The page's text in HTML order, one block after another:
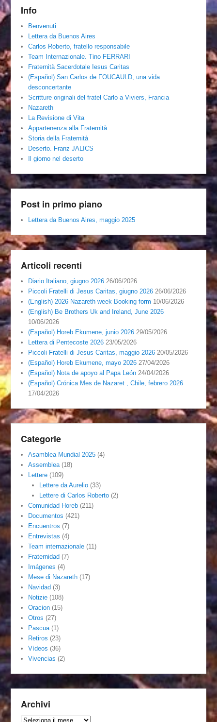
Info
Benvenuti
Lettera da Buenos Aires
Carlos Roberto, fratello responsabile
Team Internazionale. Tino FERRARI
Fraternità Sacerdotale Iesus Caritas
(Español) San Carlos de FOUCAULD, una vida
desconcertante
Scritture originali del fratel Carlo a Viviers, Francia
Nazareth
La Revisione di Vita
Appartenenza alla Fraternità
Storia della Fraternità
Deserto. Franz JALICS
Il giorno nel deserto
Post in primo piano
Lettera da Buenos Aires, maggio 2025
Articoli recenti
Diario Italiano, giugno 2026 26/06/2026
Piccoli Fratelli di Jesus Caritas, giugno 2026 26/06/2026
(English) 2026 Nazareth week Booking form 10/06/2026
(English) Be Brothers Uk and Ireland, June 2026
10/06/2026
(Español) Horeb Ekumene, junio 2026 29/05/2026
Lettera di Pentecoste 2026 23/05/2026
Piccoli Fratelli di Jesus Caritas, maggio 2026 20/05/2026
(Español) Horeb Ekumene, mayo 2026 27/04/2026
(Español) Nota de apoyo al Papa León 24/04/2026
(Español) Crónica Mes de Nazaret , Chile, febrero 2026
17/04/2026
Categorie
Asamblea Mundial 2025 (4)
Assemblea (18)
Lettere (109)
Lettere da Aurelio(33)
Lettere di Carlos Roberto(2)
Comunidad Horeb (211)
Documentos (421)
Encuentros (7)
Entrevistas (4)
Team internazionale (11)
Fraternidad (7)
Imágenes (4)
Mese di Nazareth (17)
Navidad (3)
Notizie (108)
Oracion (15)
Otros (27)
Pascua (1)
Retiros (23)
Vídeos (36)
Vivencias (2)
Archivi
Archivi